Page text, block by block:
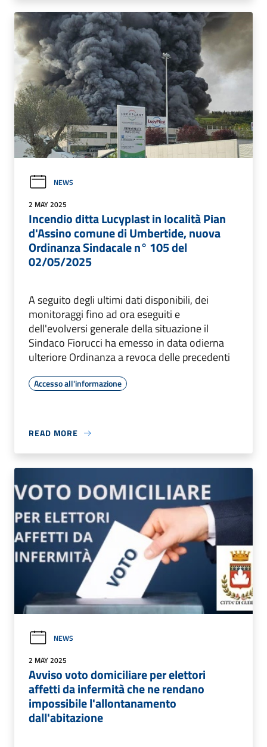
NEWS
2 MAY 2025
Incendio ditta Lucyplast in località Pian
d'Assino comune di Umbertide, nuova
Ordinanza Sindacale n° 105 del
02/05/2025
A seguito degli ultimi dati disponibili, dei
monitoraggi fino ad ora eseguiti e
dell'evolversi generale della situazione il
Sindaco Fiorucci ha emesso in data odierna
ulteriore Ordinanza a revoca delle precedenti
Accesso all'informazione
READ MORE
NEWS
2 MAY 2025
Avviso voto domiciliare per elettori
affetti da infermità che ne rendano
impossibile l'allontanamento
dall'abitazione